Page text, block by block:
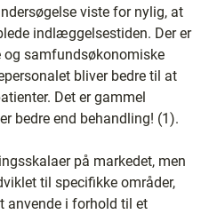
viste for nylig, at
indlæggelsestiden. Der er
og samfundsøkonomiske
bliver bedre til at
Det er gammel
bedre end behandling! (1).
på markedet, men
til specifikke områder,
i forhold til et